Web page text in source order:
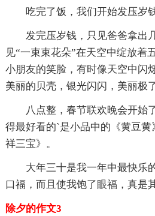
吃完了饭，我们开始发压岁钱
发完压岁钱，只见爸爸拿出
见“一束束花朵”在天空中绽放着
小朋友的笑脸，有时像天空中闪
美丽的贝壳，银光闪闪，美丽极了
八点整，春节联欢晚会开始
得最好看的`是小品中的《黄豆
祥三宝》。
大年三十是我一年中最快乐
口福，而且使我饱了眼福，真是
除夕的作文3